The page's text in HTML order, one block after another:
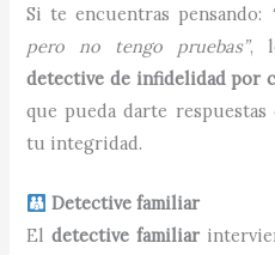
Si te encuentras pensando:
pero no tengo pruebas”,
detective de infidelidad por
que pueda darte
tu integridad.
Detective familiar
Eldetective familiar